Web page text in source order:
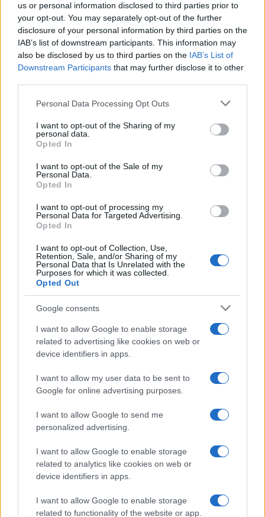
us or personal information disclosed to third parties prior to
your opt-out. You may separately opt-out of the further
disclosure of your personal information by third parties on the
IAB’s list of downstream participants. This information may
also be disclosed by us to third parties on the IAB’s List of
Downstream Participants that may further disclose it to other
Please note that this website/app uses one or more Google
not limited to your visit or usage behaviour. You may click to
grant or deny consent to Google and its third-party tags to
use your data for below specified purposes in below Google
consent section.
Personal Data Processing Opt Outs
I want to opt-out of the Sharing of my
personal data.
Opted In
I want to opt-out of the Sale of my
Personal Data.
Opted In
I want to opt-out of processing my
Personal Data for Targeted Advertising.
Opted In
I want to opt-out of Collection, Use,
Retention, Sale, and/or Sharing of my
Personal Data that Is Unrelated with the
Purposes for which it was collected.
Opted Out
Google consents
I want to allow Google to enable storage
related to advertising like cookies on web or
device identifiers in apps.
I want to allow my user data to be sent to
Google for online advertising purposes.
I want to allow Google to send me
personalized advertising.
I want to allow Google to enable storage
related to analytics like cookies on web or
device identifiers in apps.
I want to allow Google to enable storage
related to functionality of the website or app.
Plan de comidas semanal con recetas rápidas y
Diego Romero · 5 Ago 2026
Lucía Fernández · 4 Ago 2026
POSTRES